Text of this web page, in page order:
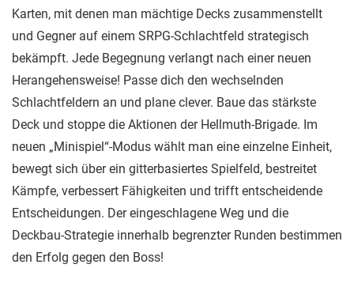
Karten, mit denen man mächtige Decks zusammenstellt
und Gegner auf einem SRPG-Schlachtfeld strategisch
bekämpft. Jede Begegnung verlangt nach einer neuen
Herangehensweise! Passe dich den wechselnden
Schlachtfeldern an und plane clever. Baue das stärkste
Deck und stoppe die Aktionen der Hellmuth-Brigade. Im
neuen „Minispiel“-Modus wählt man eine einzelne Einheit,
bewegt sich über ein gitterbasiertes Spielfeld, bestreitet
Kämpfe, verbessert Fähigkeiten und trifft entscheidende
Entscheidungen. Der eingeschlagene Weg und die
Deckbau-Strategie innerhalb begrenzter Runden bestimmen
den Erfolg gegen den Boss!